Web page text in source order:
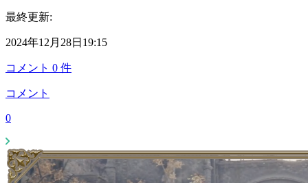
最終更新:
2024年12月28日19:15
コメント 0 件
コメント
0